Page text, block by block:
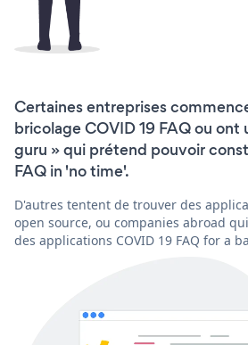
Certaines entreprises
bricolage COVID 19 FAQ ou
guru » qui prétend pouvoir
FAQ in 'no time'.
D'autres tentent de trouver des
open source, ou companies abroad
des applications COVID 19 FAQ for a